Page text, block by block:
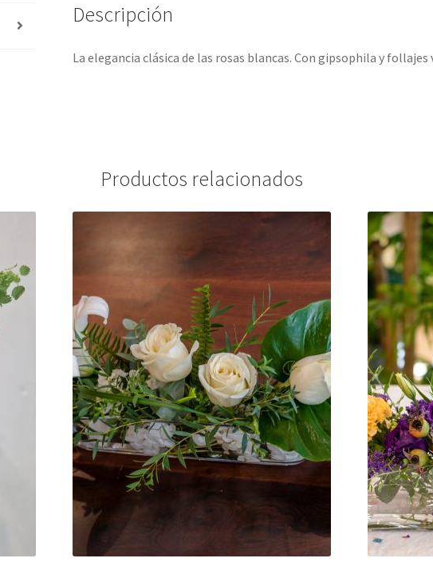
Descripción
La elegancia clásica de las rosas blancas. Con gipsophila y follajes
Productos relacionados